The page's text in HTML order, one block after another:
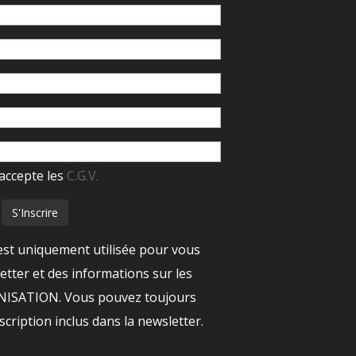
les C.G.V.
uniquement utilisée pour vous
et des informations sur les
Vous pouvez toujours
inclus dans la newsletter.